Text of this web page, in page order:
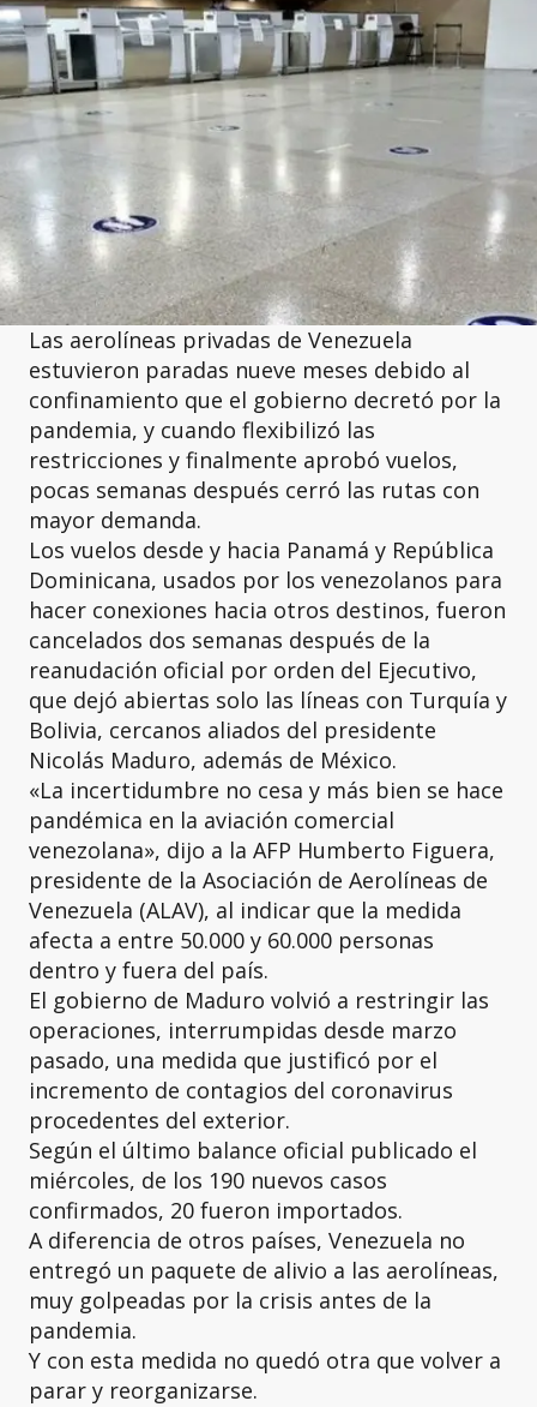
Las aerolíneas privadas de Venezuela
estuvieron paradas nueve meses debido al
confinamiento que el gobierno decretó por la
pandemia, y cuando flexibilizó las
restricciones y finalmente aprobó vuelos,
pocas semanas después cerró las rutas con
mayor demanda.
Los vuelos desde y hacia Panamá y República
Dominicana, usados por los venezolanos para
hacer conexiones hacia otros destinos, fueron
cancelados dos semanas después de la
reanudación oficial por orden del Ejecutivo,
que dejó abiertas solo las líneas con Turquía y
Bolivia, cercanos aliados del presidente
Nicolás Maduro, además de México.
«La incertidumbre no cesa y más bien se hace
pandémica en la aviación comercial
venezolana», dijo a la AFP Humberto Figuera,
presidente de la Asociación de Aerolíneas de
Venezuela (ALAV), al indicar que la medida
afecta a entre 50.000 y 60.000 personas
dentro y fuera del país.
El gobierno de Maduro volvió a restringir las
operaciones, interrumpidas desde marzo
pasado, una medida que justificó por el
incremento de contagios del coronavirus
procedentes del exterior.
Según el último balance oficial publicado el
miércoles, de los 190 nuevos casos
confirmados, 20 fueron importados.
A diferencia de otros países, Venezuela no
entregó un paquete de alivio a las aerolíneas,
muy golpeadas por la crisis antes de la
pandemia.
Y con esta medida no quedó otra que volver a
parar y reorganizarse.